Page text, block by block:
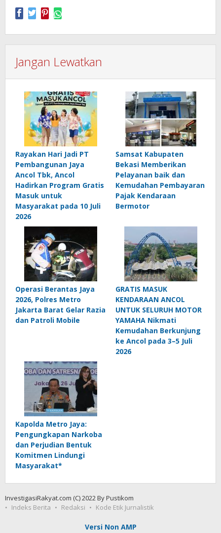
Jangan Lewatkan
Rayakan Hari Jadi PT
Pembangunan Jaya
Ancol Tbk, Ancol
Hadirkan Program Gratis
Masuk untuk
Masyarakat pada 10 Juli
2026
Samsat Kabupaten
Bekasi Memberikan
Pelayanan baik dan
Kemudahan Pembayaran
Pajak Kendaraan
Bermotor
Operasi Berantas Jaya
2026, Polres Metro
Jakarta Barat Gelar Razia
dan Patroli Mobile
GRATIS MASUK
KENDARAAN ANCOL
UNTUK SELURUH MOTOR
YAMAHA Nikmati
Kemudahan Berkunjung
ke Ancol pada 3–5 Juli
2026
Kapolda Metro Jaya:
Pengungkapan Narkoba
dan Perjudian Bentuk
Komitmen Lindungi
Masyarakat*
InvestigasiRakyat.com (C) 2022 By Pustikom
Indeks Berita
Redaksi Kode Etik Jurnalistik
Versi Non AMP